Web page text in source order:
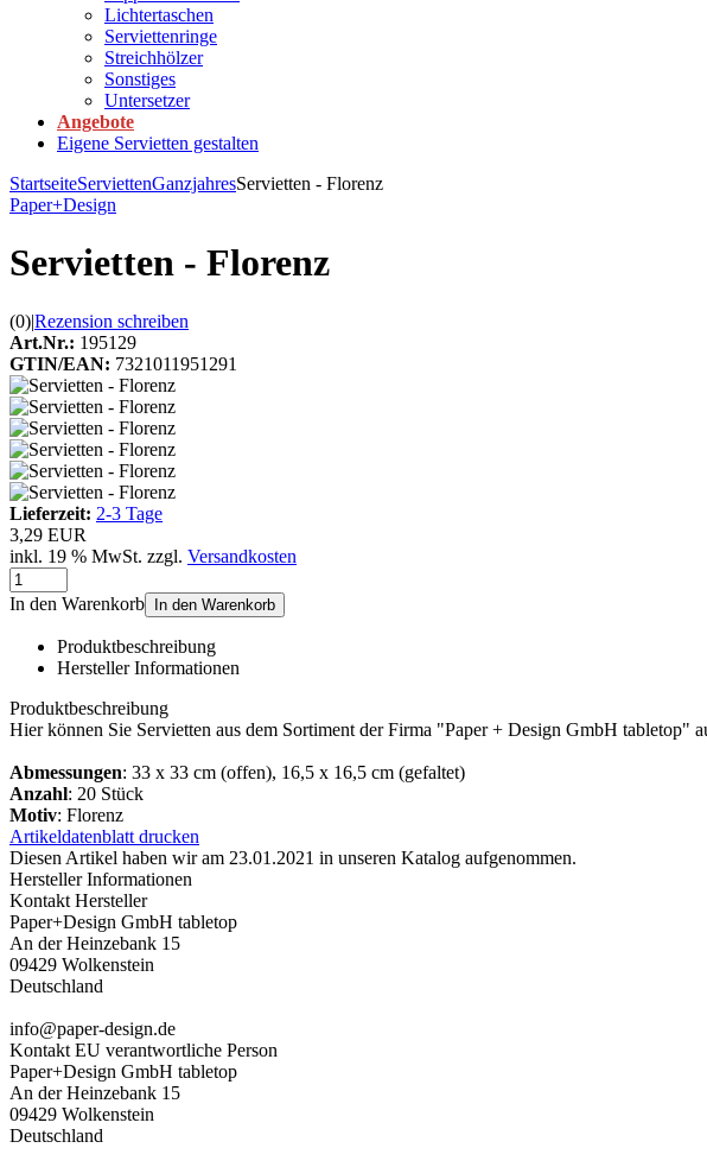
Lichtertaschen
Serviettenringe
Streichhölzer
Sonstiges
Untersetzer
Angebote
Eigene Servietten gestalten
StartseiteServiettenGanzjahresServietten - Florenz
Paper+Design
Servietten - Florenz
(0)|Rezension schreiben
Art.Nr.: 195129
GTIN/EAN: 7321011951291
Lieferzeit: 2-3 Tage
3,29 EUR
inkl. 19 % MwSt. zzgl. Versandkosten
In den Warenkorb In den Warenkorb
Produktbeschreibung
Hersteller Informationen
Produktbeschreibung
Hier können Sie Servietten aus dem Sortiment der Firma "Paper + Design GmbH
Abmessungen: 33 x 33 cm (offen), 16,5 x 16,5 cm (gefaltet)
Anzahl: 20 Stück
Motiv: Florenz
Artikeldatenblatt drucken
Diesen Artikel haben wir am 23.01.2021 in unseren Katalog aufgenommen.
Hersteller Informationen
Kontakt Hersteller
Paper+Design GmbH tabletop
An der Heinzebank 15
09429 Wolkenstein
Deutschland
info@paper-design.de
Kontakt EU verantwortliche Person
Paper+Design GmbH tabletop
An der Heinzebank 15
09429 Wolkenstein
Deutschland